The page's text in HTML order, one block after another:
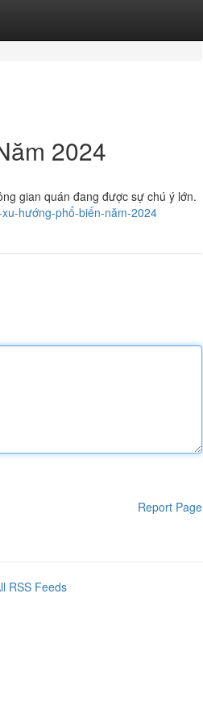
2024
gian quán đang được sự chú ý lớn.
hướng-phổ-biến-năm-2024
Report Page
RSS Feeds